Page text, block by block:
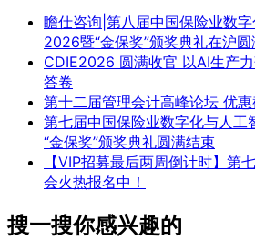
瞻仕咨询|第八届中国保险业数
2026暨“金保奖”颁奖典礼在沪圆
CDIE2026 圆满收官 以AI生产
答卷
第十二届管理会计高峰论坛 优
第七届中国保险业数字化与人
“金保奖”颁奖典礼圆满结束
【VIP招募最后两周倒计时】第
会火热报名中！
搜一搜你感兴趣的